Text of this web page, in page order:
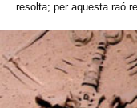
resolta; per aquesta raó